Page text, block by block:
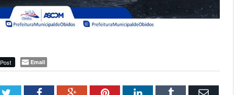
Post Email
TwitterFacebookGoogle+PinterestLinkedInTumblr Email